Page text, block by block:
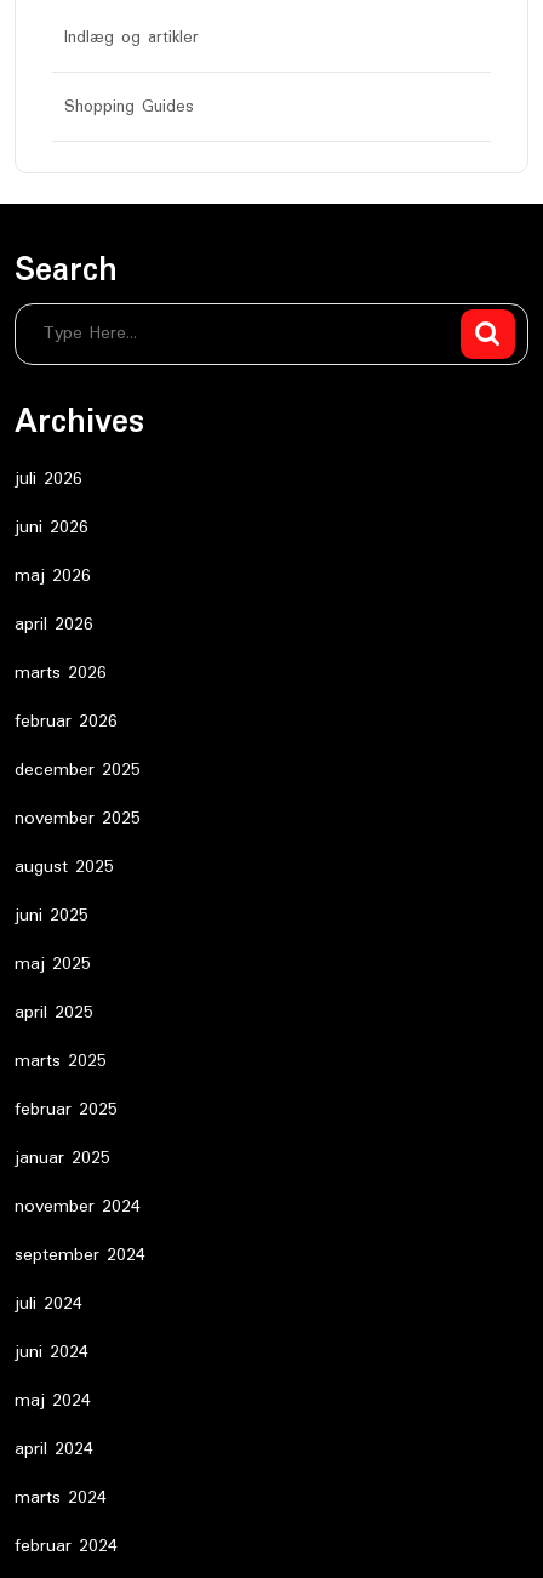
Indlæg og artikler
Shopping Guides
Search
Archives
juli 2026
juni 2026
maj 2026
april 2026
marts 2026
februar 2026
december 2025
november 2025
august 2025
juni 2025
maj 2025
april 2025
marts 2025
februar 2025
januar 2025
november 2024
september 2024
juli 2024
juni 2024
maj 2024
april 2024
marts 2024
februar 2024